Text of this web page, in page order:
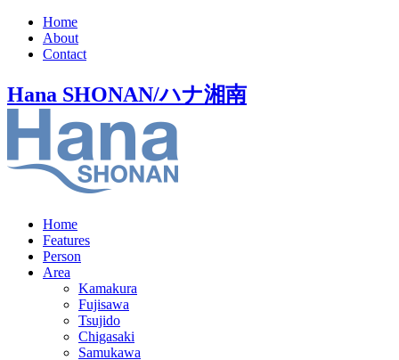
Home
About
Contact
Hana SHONAN/ハナ湘南
Home
Features
Person
Area
Kamakura
Fujisawa
Tsujido
Chigasaki
Samukawa